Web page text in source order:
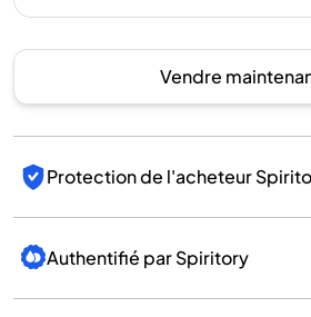
Vendre
Protection de l'acheteur
Authentifié par Spiritory